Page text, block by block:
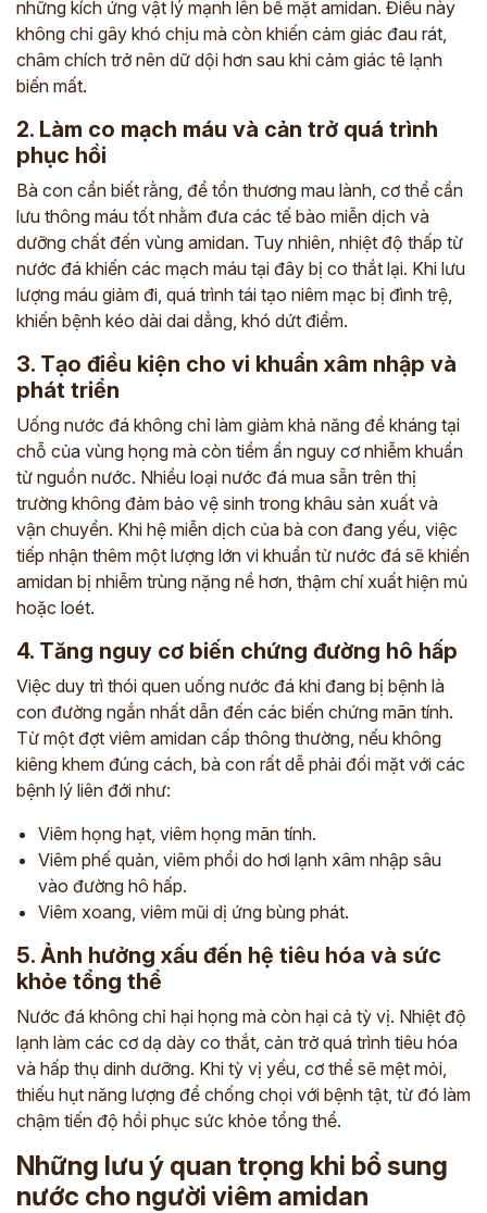
những kích ứng vật lý mạnh lên bề mặt amidan. Điều này
không chỉ gây khó chịu mà còn khiến cảm giác đau rát,
châm chích trở nên dữ dội hơn sau khi cảm giác tê lạnh
biến mất.
2. Làm co mạch máu và cản trở quá trình
phục hồi
Bà con cần biết rằng, để tổn thương mau lành, cơ thể cần
lưu thông máu tốt nhằm đưa các tế bào miễn dịch và
dưỡng chất đến vùng amidan. Tuy nhiên, nhiệt độ thấp từ
nước đá khiến các mạch máu tại đây bị co thắt lại. Khi lưu
lượng máu giảm đi, quá trình tái tạo niêm mạc bị đình trệ,
khiến bệnh kéo dài dai dẳng, khó dứt điểm.
3. Tạo điều kiện cho vi khuẩn xâm nhập và
phát triển
Uống nước đá không chỉ làm giảm khả năng đề kháng tại
chỗ của vùng họng mà còn tiềm ẩn nguy cơ nhiễm khuẩn
từ nguồn nước. Nhiều loại nước đá mua sẵn trên thị
trường không đảm bảo vệ sinh trong khâu sản xuất và
vận chuyển. Khi hệ miễn dịch của bà con đang yếu, việc
tiếp nhận thêm một lượng lớn vi khuẩn từ nước đá sẽ khiến
amidan bị nhiễm trùng nặng nề hơn, thậm chí xuất hiện mủ
hoặc loét.
4. Tăng nguy cơ biến chứng đường hô hấp
Việc duy trì thói quen uống nước đá khi đang bị bệnh là
con đường ngắn nhất dẫn đến các biến chứng mãn tính.
Từ một đợt viêm amidan cấp thông thường, nếu không
kiêng khem đúng cách, bà con rất dễ phải đối mặt với các
bệnh lý liên đới như:
Viêm họng hạt, viêm họng mãn tính.
Viêm phế quản, viêm phổi do hơi lạnh xâm nhập sâu
vào đường hô hấp.
Viêm xoang, viêm mũi dị ứng bùng phát.
5. Ảnh hưởng xấu đến hệ tiêu hóa và sức
khỏe tổng thể
Nước đá không chỉ hại họng mà còn hại cả tỳ vị. Nhiệt độ
lạnh làm các cơ dạ dày co thắt, cản trở quá trình tiêu hóa
và hấp thụ dinh dưỡng. Khi tỳ vị yếu, cơ thể sẽ mệt mỏi,
thiếu hụt năng lượng để chống chọi với bệnh tật, từ đó làm
chậm tiến độ hồi phục sức khỏe tổng thể.
Những lưu ý quan trọng khi bổ sung
nước cho người viêm amidan